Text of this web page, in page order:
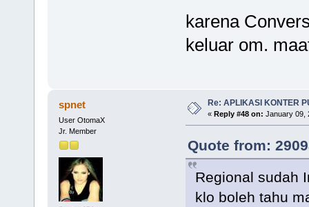
karena
keluar om.
spnet
User OtomaX
Jr. Member
Re: APLIKASI KONTER
« Reply #48 on: January 09,
Quote from:
Regional sudah
klo boleh tahu